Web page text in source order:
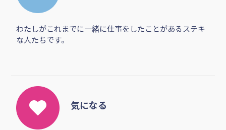
わたしがこれまでに一緒に仕事をしたことがあるステキ
な人たちです。
気になる